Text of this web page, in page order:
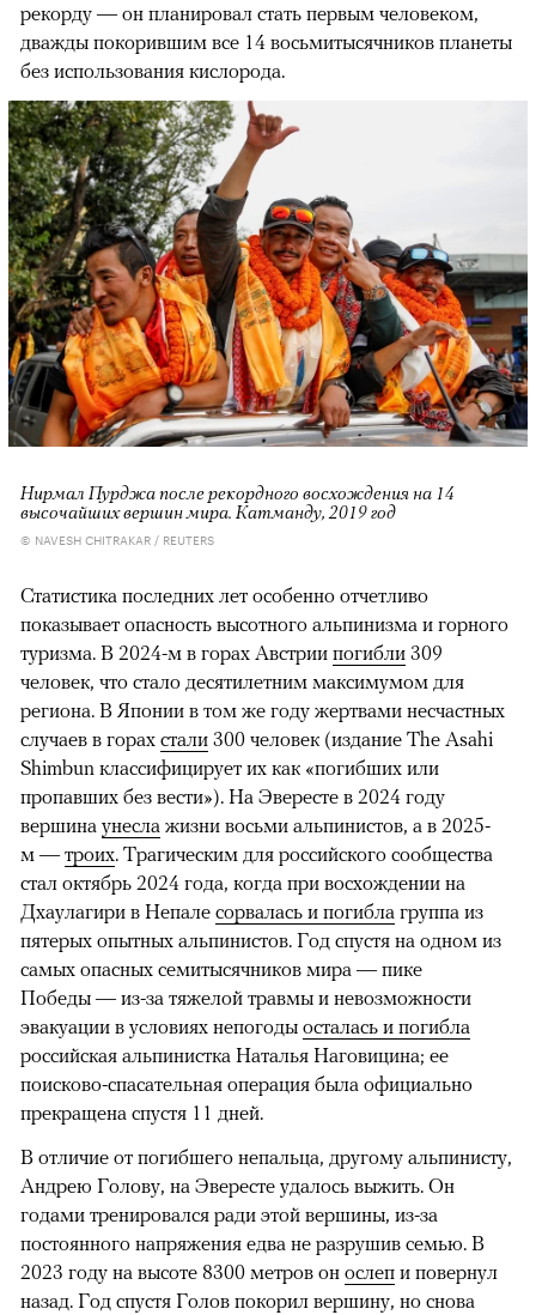
рекорду — он планировал стать первым человеком,
дважды покорившим все 14 восьмитысячников планеты
без использования кислорода.
Нирмал Пурджа после рекордного восхождения на 14
высочайших вершин мира. Катманду, 2019 год
© NAVESH CHITRAKAR / REUTERS
Статистика последних лет особенно отчетливо
показывает опасность высотного альпинизма и горного
туризма. В 2024-м в горах Австрии погибли 309
человек, что стало десятилетним максимумом для
региона. В Японии в том же году жертвами несчастных
случаев в горах стали 300 человек (издание The Asahi
Shimbun классифицирует их как «погибших или
пропавших без вести»). На Эвересте в 2024 году
вершина унесла жизни восьми альпинистов, а в 2025-
м — троих. Трагическим для российского сообщества
стал октябрь 2024 года, когда при восхождении на
Дхаулагири в Непале сорвалась и погибла группа из
пятерых опытных альпинистов. Год спустя на одном из
самых опасных семитысячников мира — пике
Победы — из-за тяжелой травмы и невозможности
эвакуации в условиях непогоды осталась и погибла
российская альпинистка Наталья Наговицина; ее
поисково-спасательная операция была официально
прекращена спустя 11 дней.
В отличие от погибшего непальца, другому альпинисту,
Андрею Голову, на Эвересте удалось выжить. Он
годами тренировался ради этой вершины, из-за
постоянного напряжения едва не разрушив семью. В
2023 году на высоте 8300 метров он ослеп и повернул
назад. Год спустя Голов покорил вершину, но снова